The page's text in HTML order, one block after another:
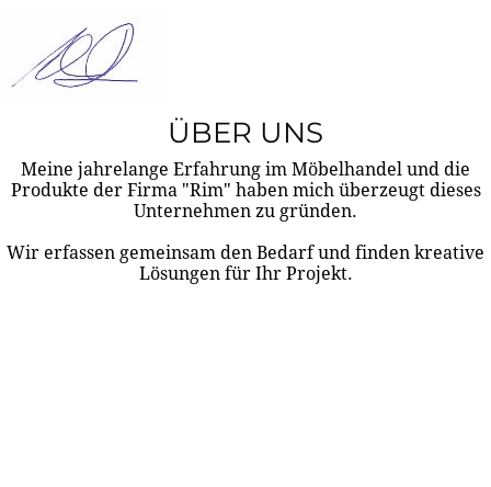
ÜBER UNS
Meine jahrelange Erfahrung im Möbelhandel und die
Produkte der Firma "Rim" haben mich überzeugt dieses
Unternehmen zu gründen.
Wir erfassen gemeinsam den Bedarf und finden kreative
Lösungen für Ihr Projekt.